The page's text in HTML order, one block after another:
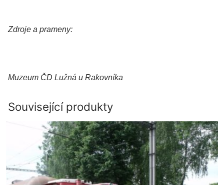
Zdroje a prameny:
Muzeum ČD Lužná u Rakovníka
Související produkty